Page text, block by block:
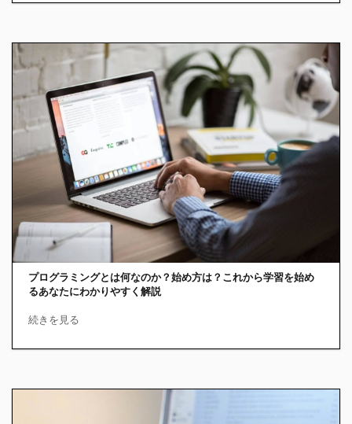
プログラミングとは何なのか？始め方は？これから学習を始め
るあなたにわかりやすく解説
続きを見る